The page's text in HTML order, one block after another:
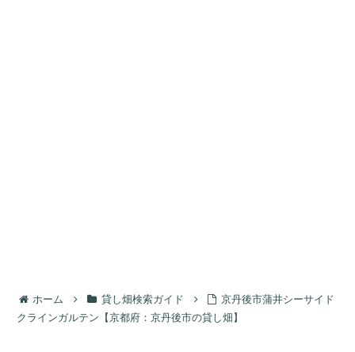
ホーム 貸し畑検索ガイド
京丹後市蒲井シーサイド
クラインガルテン【京都府：京丹後市の貸し畑】